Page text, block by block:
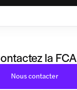
la FCA
Nous contacter